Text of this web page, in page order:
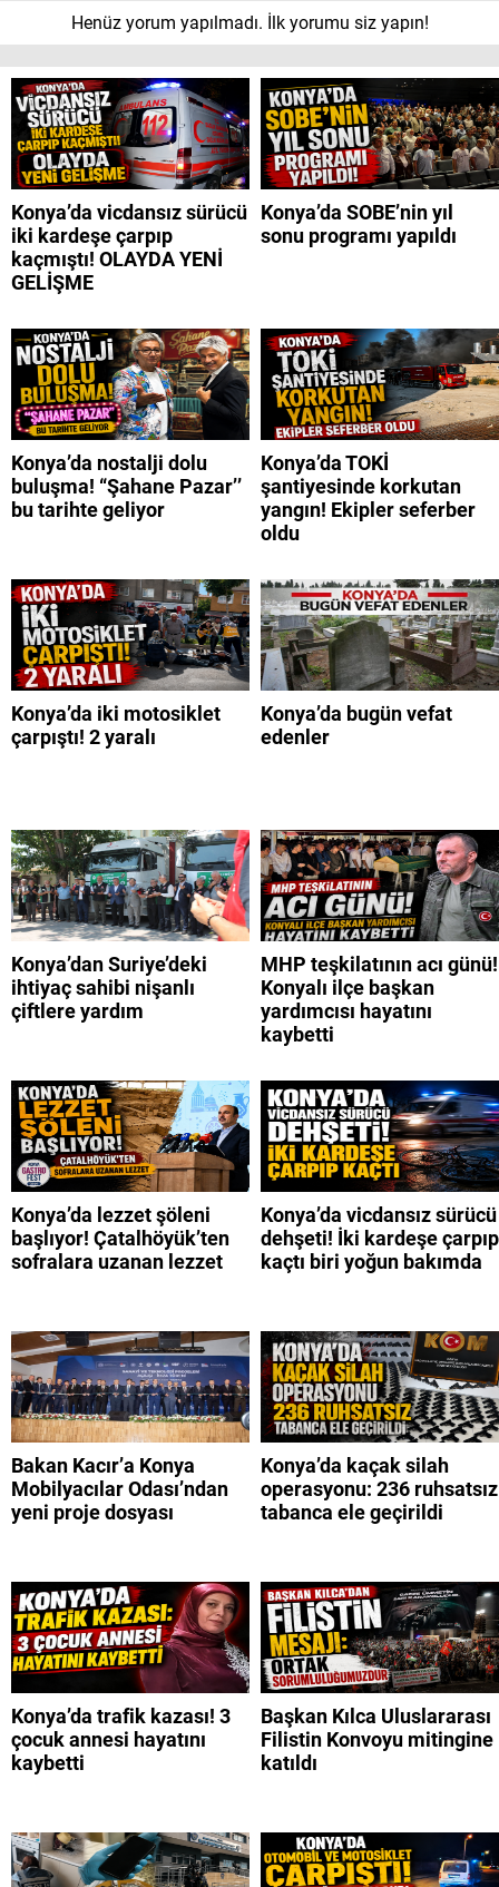
Henüz yorum yapılmadı. İlk yorumu siz yapın!
Konya’da vicdansız sürücü
iki kardeşe çarpıp
kaçmıştı! OLAYDA YENİ
GELİŞME
Konya’da SOBE’nin yıl
sonu programı yapıldı
Konya’da nostalji dolu
buluşma! “Şahane Pazar’’
bu tarihte geliyor
Konya’da TOKİ
şantiyesinde korkutan
yangın! Ekipler seferber
oldu
Konya’da iki motosiklet
çarpıştı! 2 yaralı
Konya’da bugün vefat
edenler
Konya’dan Suriye’deki
ihtiyaç sahibi nişanlı
çiftlere yardım
MHP teşkilatının acı günü!
Konyalı ilçe başkan
yardımcısı hayatını
kaybetti
Konya’da lezzet şöleni
başlıyor! Çatalhöyük’ten
sofralara uzanan lezzet
Konya’da vicdansız sürücü
dehşeti! İki kardeşe çarpıp
kaçtı biri yoğun bakımda
Bakan Kacır’a Konya
Mobilyacılar Odası’ndan
yeni proje dosyası
Konya’da kaçak silah
operasyonu: 236 ruhsatsız
tabanca ele geçirildi
Konya’da trafik kazası! 3
çocuk annesi hayatını
kaybetti
Başkan Kılca Uluslararası
Filistin Konvoyu mitingine
katıldı